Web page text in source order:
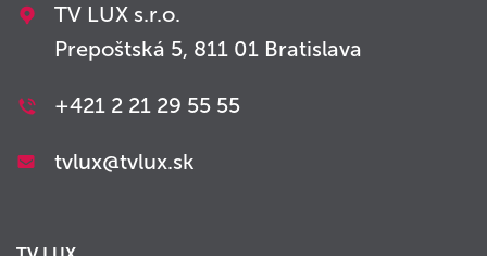
TV LUX s.r.o.
Prepoštská 5, 811 01 Bratislava
+421 2 21 29 55 55
tvlux@tvlux.sk